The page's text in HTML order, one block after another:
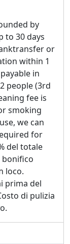
ni visitas, y
otras
la
consejos
Vivimos en
dos
está bien
las
a la
visitas no
normas de
en
cargos.
by
to 30 days
or
within 1
in
people (3rd
fee is
smoking
we can
for
del totale
bonifico
loco.
prima del
di pulizia